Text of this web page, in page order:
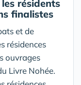
résidents
finalistes
et de
résidences
ouvrages
Livre Nohée.